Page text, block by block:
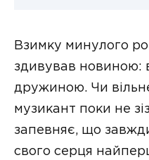
Взимку минулого
здивував новиною:
дружиною. Чи
музикант поки не
запевняє, що
свого серця